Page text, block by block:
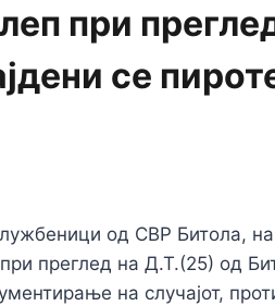
при
се
од СВР Битола, на
преглед на Д.Т.(25) од
на случајот,